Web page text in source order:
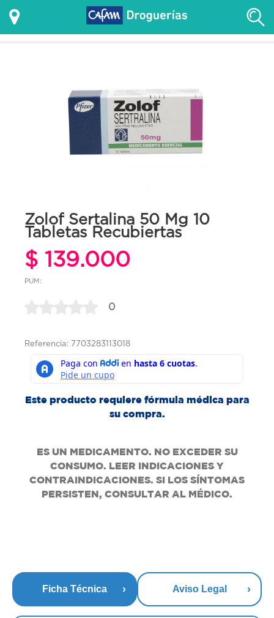
Zolof Sertalina 50 Mg 10
Tabletas Recubiertas
$ 139.000
PUM:
0
Referencia: 7703283113018
Este producto requiere fórmula médica para
su compra.
ES UN MEDICAMENTO. NO EXCEDER SU
CONSUMO. LEER INDICACIONES Y
CONTRAINDICACIONES. SI LOS SÍNTOMAS
PERSISTEN, CONSULTAR AL MÉDICO.
Ficha Técnica Aviso Legal